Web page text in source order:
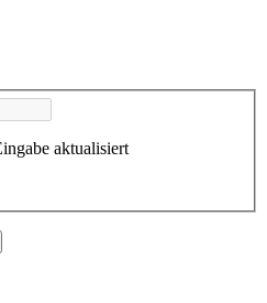
aktualisiert